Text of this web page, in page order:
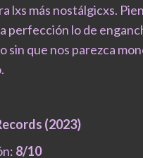
lxs más nostálgicxs.
perfección lo de
sin que nos parezca
(2023)
8/10